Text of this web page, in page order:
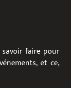
faire pour
et ce,